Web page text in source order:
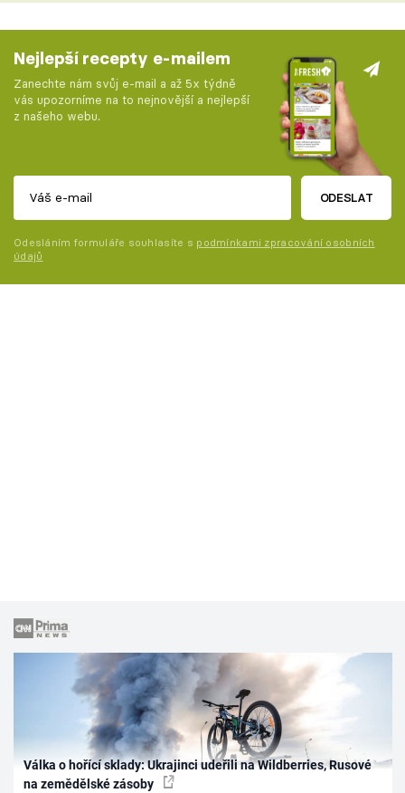
Nejlepší recepty e-mailem
Zanechte nám svůj e-mail a až 5x týdně
vás upozorníme na to nejnovější a nejlepší
z našeho webu.
ODESLAT
Odesláním formuláře souhlasíte s podmínkami zpracování osobních
údajů
Válka o hořící sklady: Ukrajinci udeřili na Wildberries, Rusové
na zemědělské zásoby